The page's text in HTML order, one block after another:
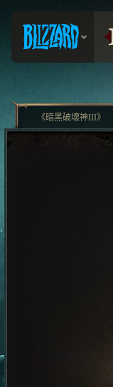
《暗黑破壞神III》